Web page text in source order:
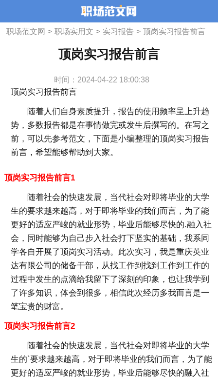
职场范文网 > 职场实用文 > 实习报告 > 顶岗实习报告前言
顶岗实习报告前言
时间：2024-04-22 18:00:38
顶岗实习报告前言
随着人们自身素质提升，报告的使用频率呈上升趋
势，多数报告都是在事情做完或发生后撰写的。在写之
前，可以先参考范文，下面是小编整理的顶岗实习报告
前言，希望能够帮助到大家。
顶岗实习报告前言1
随着社会的快速发展，当代社会对即将毕业的大学
生的要求越来越高，对于即将毕业的我们而言，为了能
更好的适应严峻的就业形势，毕业后能够尽快的.融入社
会，同时能够为自己步入社会打下坚实的基础，我系同
学各自开展了顶岗实习活动。此次实习，我是重庆英业
达有限公司的储备干部，从找工作到找到工作到工作的
过程中发生的点滴给我留下了深刻的印象，也让我学到
了许多知识，体会到很多，相信此次经历多我而言是一
笔宝贵的财富。
顶岗实习报告前言2
随着社会的快速发展，当代社会对即将毕业的大学
生的`要求越来越高，对于即将毕业的我们而言，为了能
更好的适应严峻的就业形势，毕业后能够尽快的融入社